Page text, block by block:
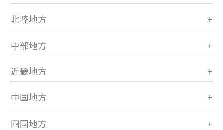
北陸地方
中部地方
近畿地方
中国地方
四国地方